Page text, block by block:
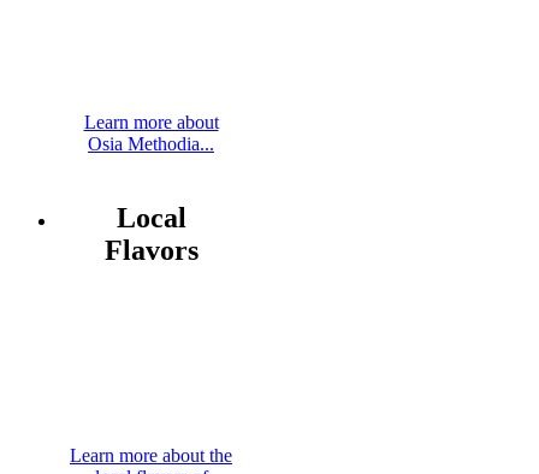
Learn more about
Osia Methodia...
Local
Flavors
Learn more about the